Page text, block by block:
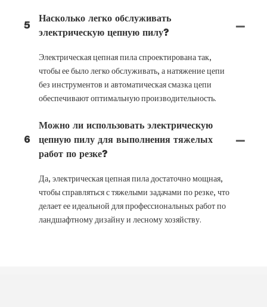
5
Насколько легко обслуживать
электрическую цепную пилу?
Электрическая цепная пила спроектирована так,
чтобы ее было легко обслуживать, а натяжение цепи
без инструментов и автоматическая смазка цепи
обеспечивают оптимальную производительность.
6
Можно ли использовать электрическую
цепную пилу для выполнения тяжелых
работ по резке?
Да, электрическая цепная пила достаточно мощная,
чтобы справляться с тяжелыми задачами по резке, что
делает ее идеальной для профессиональных работ по
ландшафтному дизайну и лесному хозяйству.